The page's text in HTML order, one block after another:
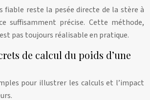
fiable reste la pesée directe de la stère à
suffisamment précise. Cette méthode,
pas toujours réalisable en pratique.
de calcul du poids d’une
pour illustrer les calculs et l’impact